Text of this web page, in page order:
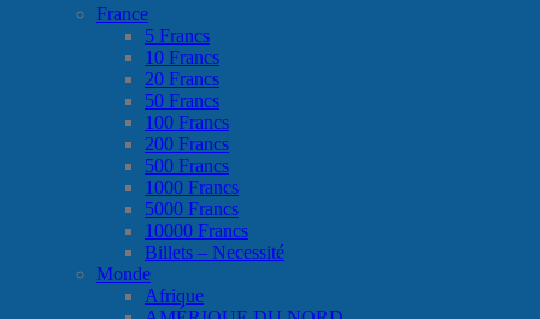
France
5 Francs
10 Francs
20 Francs
50 Francs
100 Francs
200 Francs
500 Francs
1000 Francs
5000 Francs
10000 Francs
Billets – Necessité
Monde
Afrique